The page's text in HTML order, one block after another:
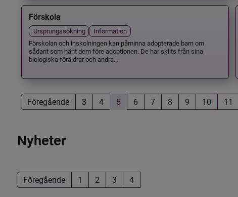
Förskola
Ursprungssökning
Information
Förskolan och inskolningen kan påminna adopterade barn om
sådant som hänt dem före adoptionen. De har skilts från sina
biologiska föräldrar och andra...
Föregående 3 4 5 6 7 8 9 10 11
Nyheter
Föregående 1 2 3 4